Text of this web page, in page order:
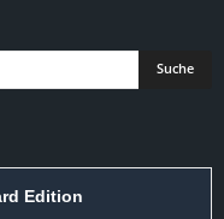
Edition